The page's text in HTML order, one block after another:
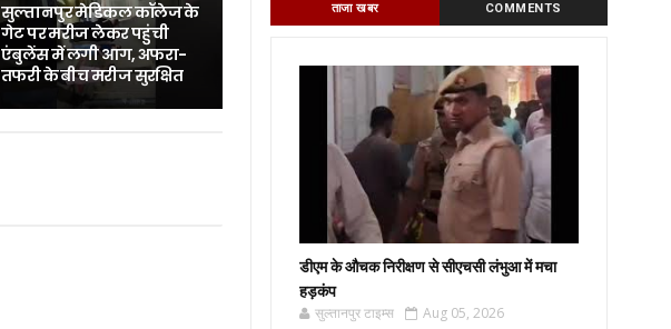
सुल्तानपुर मेडिकल कॉलेज के
गेट पर मरीज लेकर पहुंची
एंबुलेंस में लगी आग, अफरा-
तफरी के बीच मरीज सुरक्षित
ताजा खबर COMMENTS
डीएम के औचक निरीक्षण से सीएचसी लंभुआ में मचा
हड़कंप
सुल्तानपुर टाइम्स Aug 05, 2026